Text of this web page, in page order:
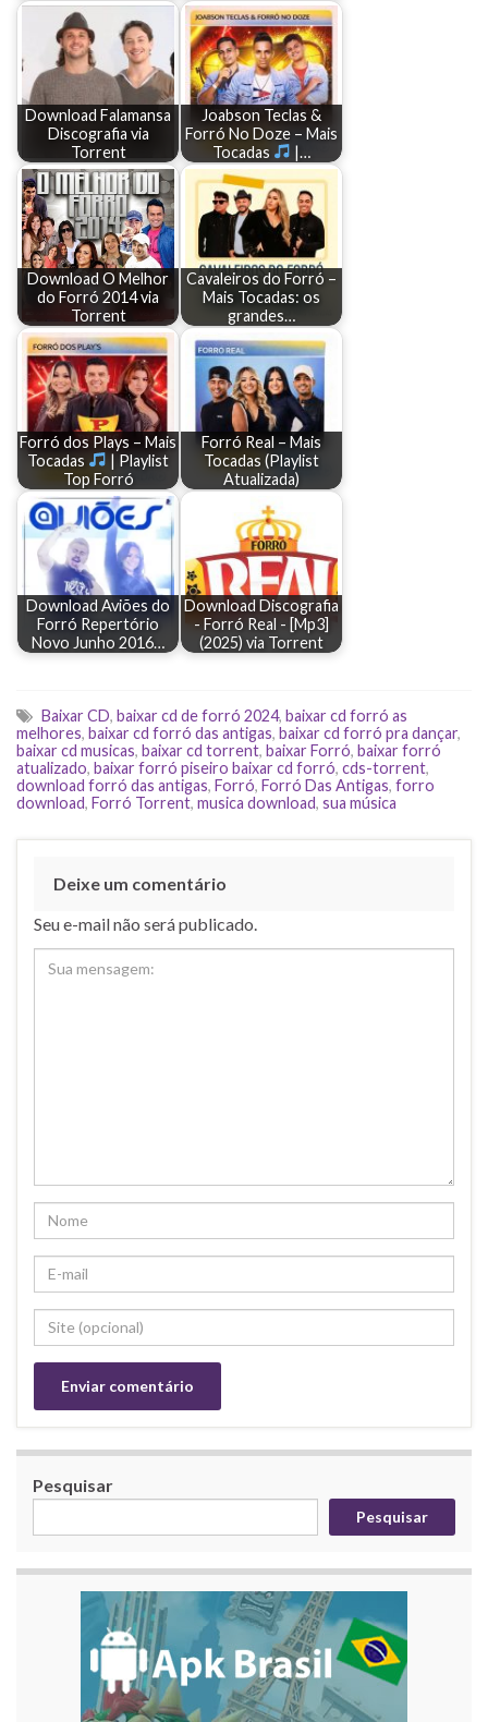
Download Falamansa
Discografia via
Torrent
Joabson Teclas &
Forró No Doze – Mais
Tocadas
|…
Download O Melhor
do Forró 2014 via
Torrent
Cavaleiros do Forró –
Mais Tocadas: os
grandes…
Forró dos Plays – Mais
Tocadas
| Playlist
Top Forró
Forró Real – Mais
Tocadas (Playlist
Atualizada)
Download Aviões do
Forró Repertório
Novo Junho 2016…
Download Discografia
- Forró Real - [Mp3]
(2025) via Torrent
Baixar CD, baixar cd de forró 2024, baixar cd forró as
melhores, baixar cd forró das antigas, baixar cd forró pra dançar,
baixar cd musicas, baixar cd torrent, baixar Forró, baixar forró
atualizado, baixar forró piseiro baixar cd forró, cds-torrent,
download forró das antigas, Forró, Forró Das Antigas, forro
download, Forró Torrent, musica download, sua música
Deixe um comentário
Seu e-mail não será publicado.
Pesquisar
Pesquisar